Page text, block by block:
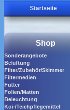
Startseite
Shop
Sonderangebote
Belüftung
Filter/Zubehör/Skimmer
Filtermedien
Futter
Folien/Matten
Beleuchtung
Koi-/Teichpflegemittel